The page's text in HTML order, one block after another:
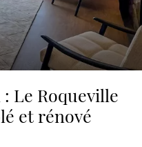
Le Roqueville
et rénové